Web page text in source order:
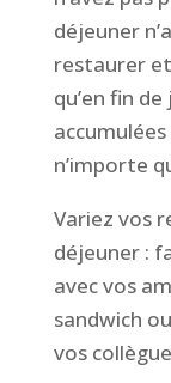
déjeuner
restaurer
qu’en fin
n’importe
Variez vos
déjeuner :
avec vos
sandwich
vos